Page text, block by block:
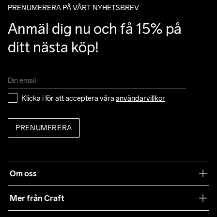
PRENUMERERA PÅ VÅRT NYHETSBREV
Anmäl dig nu och få 15% på
ditt nästa köp!
Klicka i för att acceptera våra användarvillkor
PRENUMERERA
Om oss
Mer från Craft